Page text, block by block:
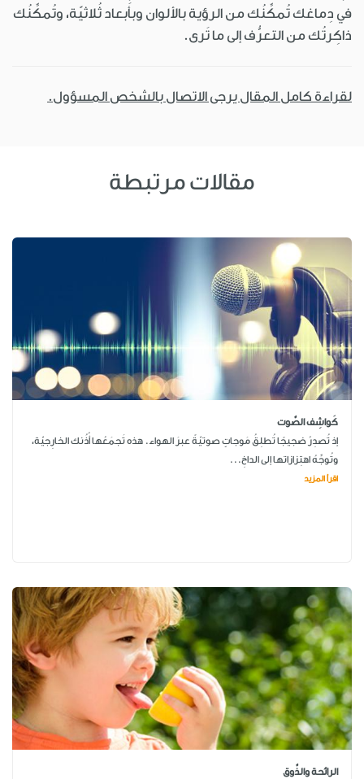
في دِماغك تُمكِّنُك من الرؤية بالألوان وبأَبعاد ثُلاثيّة، وتُمكِّنُك
ذاكِرتُك من التعرُّف إلى ما تَرى.
لقراءة كامل المقال يرجى الاتصال بالشخص المسؤول.
مقالات مرتبطة
كَواشِف الصَّوت
إذ تُصدِرُ ضجيجًا تُطلِقُ مَوجاتٍ صوتيّةً عبرَ الهواء. هذه تَجمَعُها أُذُنك الخارِجيّة،
وتُوجِّهُ اهتِزازاتها إلى الداخِ...
اقرأ المزيد
الرائحة والذَّوق